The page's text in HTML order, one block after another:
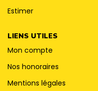
Estimer
LIENS UTILES
Mon compte
Nos honoraires
Mentions légales